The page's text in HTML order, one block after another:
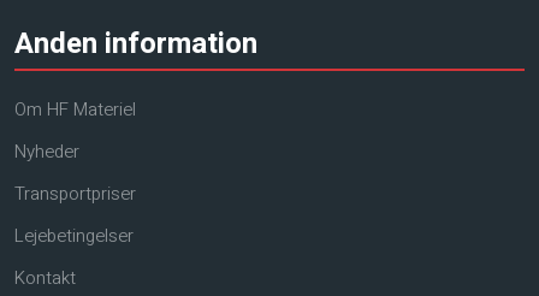
Anden information
Om HF Materiel
Nyheder
Transportpriser
Lejebetingelser
Kontakt